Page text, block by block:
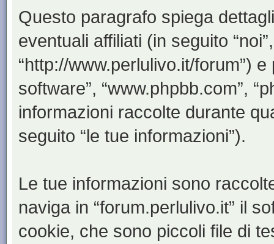
Questo paragrafo spiega
eventuali affiliati (in seguito
“http://www.perlulivo.it/forum”) e
software”, “www.phpbb.com”,
informazioni raccolte durante
seguito “le tue informazioni”).
Le tue informazioni sono
naviga in “forum.perlulivo.it” il
cookie, che sono piccoli file di